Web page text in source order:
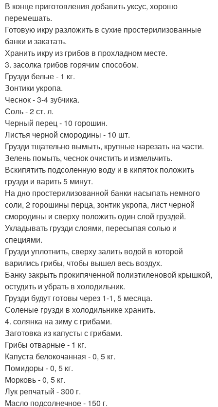
В конце приготовления добавить уксус, хорошо
перемешать.
Готовую икру разложить в сухие простерилизованные
банки и закатать.
Хранить икру из грибов в прохладном месте.
3. засолка грибов горячим способом.
Грузди белые - 1 кг.
Зонтики укропа.
Чеснок - 3-4 зубчика.
Соль - 2 ст. л.
Черный перец - 10 горошин.
Листья черной смородины - 10 шт.
Грузди тщательно вымыть, крупные нарезать на части.
Зелень помыть, чеснок очистить и измельчить.
Вскипятить подсоленную воду и в кипяток положить
грузди и варить 5 минут.
На дно простерилизованной банки насыпать немного
соли, 2 горошины перца, зонтик укропа, лист черной
смородины и сверху положить один слой груздей.
Укладывать грузди слоями, пересыпая солью и
специями.
Грузди уплотнить, сверху залить водой в которой
варились грибы, чтобы вышел весь воздух.
Банку закрыть прокипяченной полиэтиленовой крышкой,
остудить и убрать в холодильник.
Грузди будут готовы через 1-1, 5 месяца.
Соленые грузди в холодильнике хранить.
4. солянка на зиму с грибами.
Заготовка из капусты с грибами.
Грибы отварные - 1 кг.
Капуста белокочанная - 0, 5 кг.
Помидоры - 0, 5 кг.
Морковь - 0, 5 кг.
Лук репчатый - 300 г.
Масло подсолнечное - 150 г.